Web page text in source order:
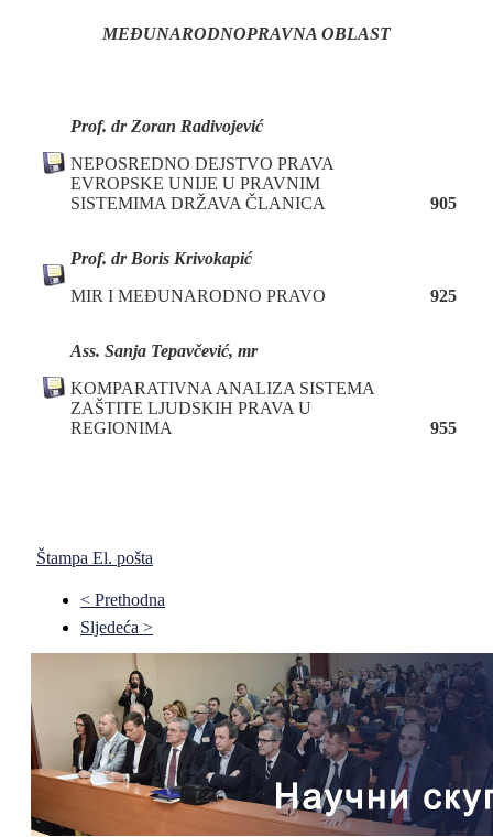
MEĐUNARODNOPRAVNA OBLAST
Prof. dr Zoran Radivojević
NEPOSREDNO DEJSTVO PRAVA
EVROPSKE UNIJE U PRAVNIM
SISTEMIMA DRŽAVA ČLANICA
905
Prof. dr Boris Krivokapić
MIR I MEĐUNARODNO PRAVO
925
Ass. Sanja Tepavčević, mr
KOMPARATIVNA ANALIZA SISTEMA
ZAŠTITE LJUDSKIH PRAVA U
REGIONIMA
955
Štampa El. pošta
< Prethodna
Sljedeća >